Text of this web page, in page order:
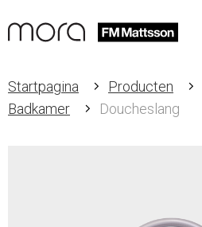
Startpagina Producten
Badkamer
Doucheslang